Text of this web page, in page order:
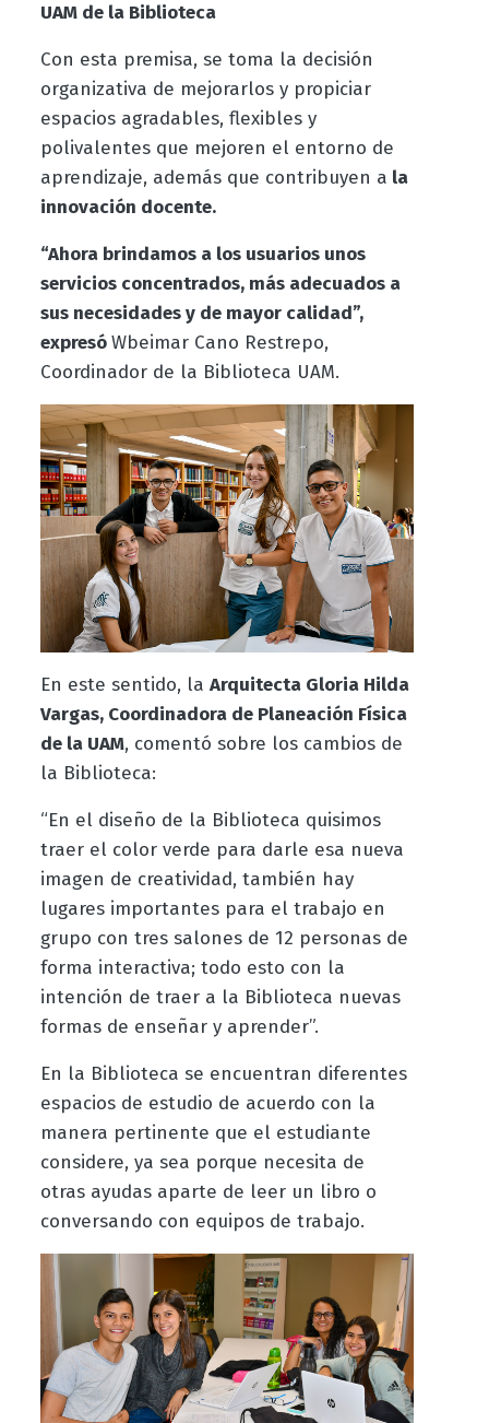
UAM de la Biblioteca
Con esta premisa, se toma la decisión
organizativa de mejorarlos y propiciar
espacios agradables, flexibles y
polivalentes que mejoren el entorno de
aprendizaje, además que contribuyen a la
innovación docente.
“Ahora brindamos a los usuarios unos
servicios concentrados, más adecuados a
sus necesidades y de mayor calidad”,
expresóWbeimar Cano Restrepo,
Coordinador de la Biblioteca UAM.
En este sentido, la Arquitecta Gloria Hilda
Vargas, Coordinadora de Planeación Física
de la UAM, comentó sobre los cambios de
la Biblioteca:
“En el diseño de la Biblioteca quisimos
traer el color verde para darle esa nueva
imagen de creatividad, también hay
lugares importantes para el trabajo en
grupo con tres salones de 12 personas de
forma interactiva; todo esto con la
intención de traer a la Biblioteca nuevas
formas de enseñar y aprender”.
En la Biblioteca se encuentran diferentes
espacios de estudio de acuerdo con la
manera pertinente que el estudiante
considere, ya sea porque necesita de
otras ayudas aparte de leer un libro o
conversando con equipos de trabajo.